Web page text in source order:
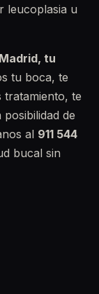
leucoplasia u
tu
tu boca, te
tratamiento, te
posibilidad de
al 911 544
bucal sin